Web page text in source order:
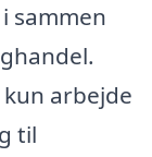
sammen
arbejde
til